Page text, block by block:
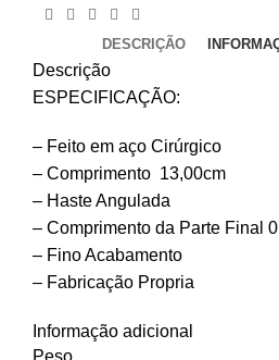
DESCRIÇÃO
Descrição
ESPECIFICAÇÃO:
– Feito em aço Cirúrgico
– Comprimento 13,00cm
– Haste Angulada
– Comprimento da Parte Final
– Fino Acabamento
– Fabricação Propria
Informação adicional
Peso